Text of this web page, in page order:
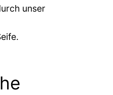
unser